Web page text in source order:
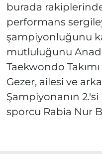
burada
performans
şampiyonluğunu
mutluluğunu
Taekwondo
Gezer, ailesi ve
Şampiyonanın
sporcu Rabia Nur